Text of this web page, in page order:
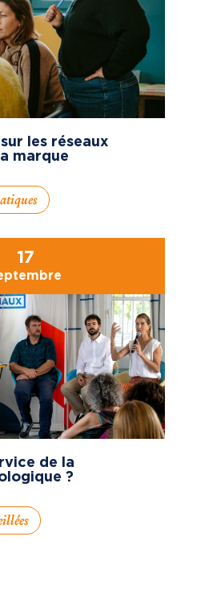
les réseaux
marque
17
de la
?